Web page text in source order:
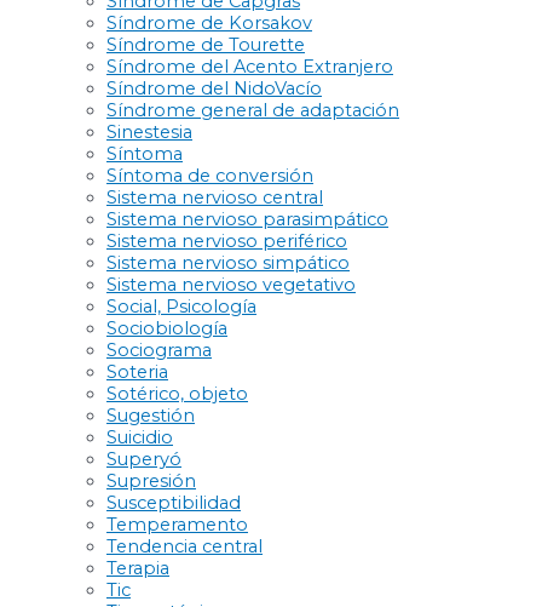
Síndrome de Korsakov
Síndrome de Tourette
Síndrome del Acento Extranjero
Síndrome del NidoVacío
Síndrome general de adaptación
Sinestesia
Síntoma
Síntoma de conversión
Sistema nervioso central
Sistema nervioso parasimpático
Sistema nervioso periférico
Sistema nervioso simpático
Sistema nervioso vegetativo
Social, Psicología
Sociobiología
Sociograma
Soteria
Sotérico, objeto
Sugestión
Suicidio
Superyó
Supresión
Susceptibilidad
Temperamento
Tendencia central
Terapia
Tic